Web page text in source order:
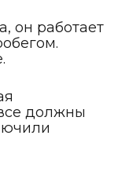
он работает
должны